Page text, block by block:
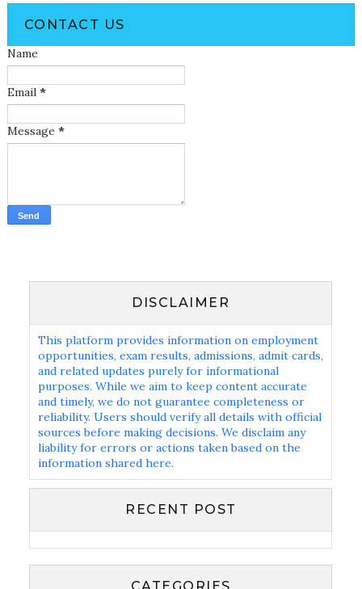
CONTACT US
Name
Email *
Message *
DISCLAIMER
This platform provides information on employment
opportunities, exam results, admissions, admit cards,
and related updates purely for informational
purposes. While we aim to keep content accurate
and timely, we do not guarantee completeness or
reliability. Users should verify all details with official
sources before making decisions. We disclaim any
liability for errors or actions taken based on the
information shared here.
RECENT POST